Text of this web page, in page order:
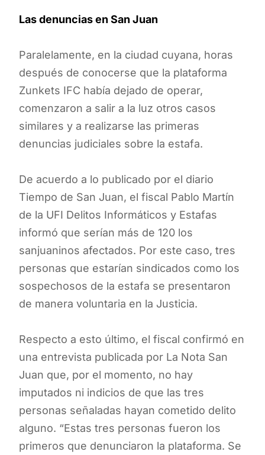
Las denuncias en San Juan
Paralelamente, en la ciudad cuyana, horas
después de conocerse que la plataforma
Zunkets IFC había dejado de operar,
comenzaron a salir a la luz otros casos
similares y a realizarse las primeras
denuncias judiciales sobre la estafa.
De acuerdo a lo publicado por el diario
Tiempo de San Juan, el fiscal Pablo Martín
de la UFI Delitos Informáticos y Estafas
informó que serían más de 120 los
sanjuaninos afectados. Por este caso, tres
personas que estarían sindicados como los
sospechosos de la estafa se presentaron
de manera voluntaria en la Justicia.
Respecto a esto último, el fiscal confirmó en
una entrevista publicada por La Nota San
Juan que, por el momento, no hay
imputados ni indicios de que las tres
personas señaladas hayan cometido delito
alguno. “Estas tres personas fueron los
primeros que denunciaron la plataforma. Se